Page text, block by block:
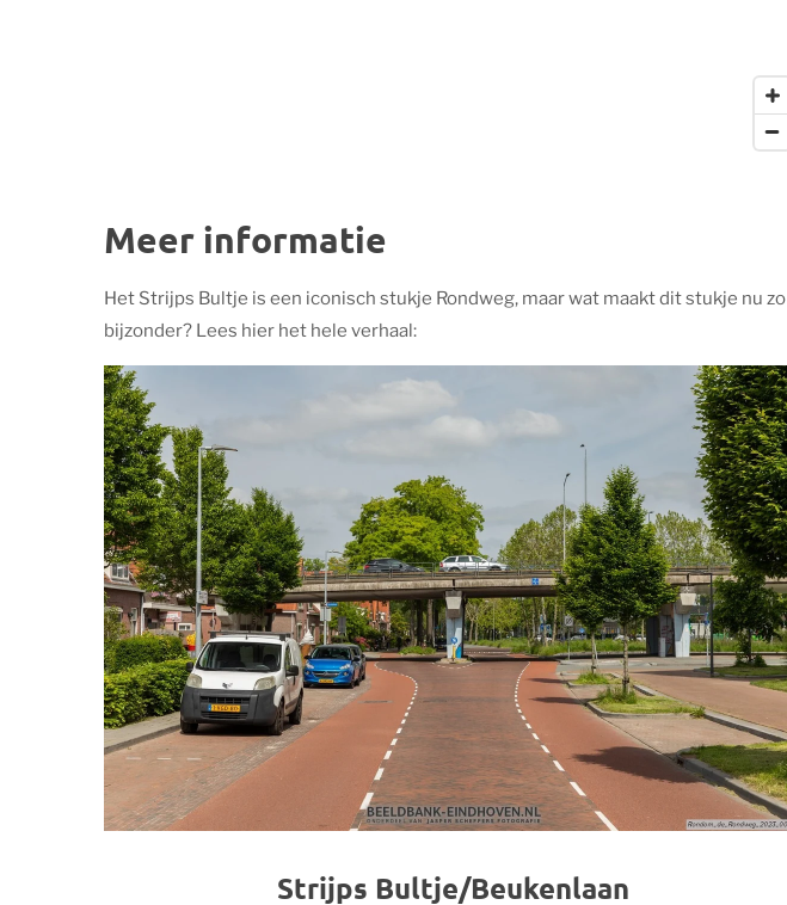
Meer informatie
Het Strijps Bultje is een iconisch stukje Rondweg, maar wat maakt dit stukje nu zo
bijzonder? Lees hier het hele verhaal:
Strijps Bultje/Beukenlaan